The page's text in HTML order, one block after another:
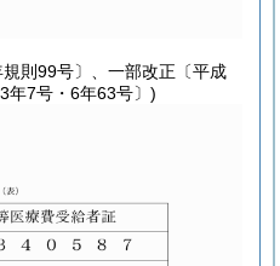
則99号〕、一部改正〔平成
年7号・6年63号〕)